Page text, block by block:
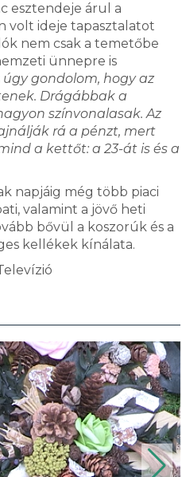
esztendeje árul a
volt ideje tapasztalatot
nem csak a temetőbe
ünnepre is
úgy gondolom, hogy az
Drágábbak a
színvonalasak. Az
rá a pénzt, mert
a kettőt: a 23-át is és a
napjáig még több piaci
valamint a jövő heti
bővül a koszorúk és a
kellékek kínálata.